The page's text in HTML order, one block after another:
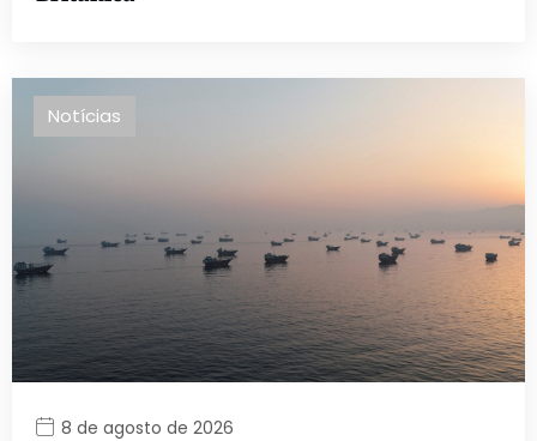
Notícias
8 de agosto de 2026